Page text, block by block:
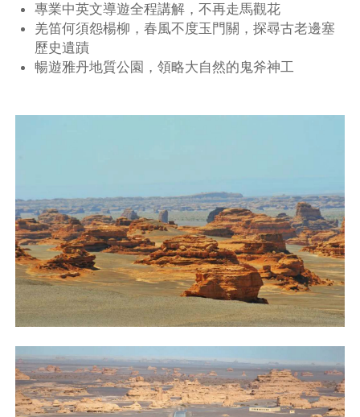
專業中英文導遊全程講解，不再走馬觀花
羌笛何須怨楊柳，春風不度玉門關，探尋古老邊塞
歷史遺蹟
暢遊雅丹地質公園，領略大自然的鬼斧神工